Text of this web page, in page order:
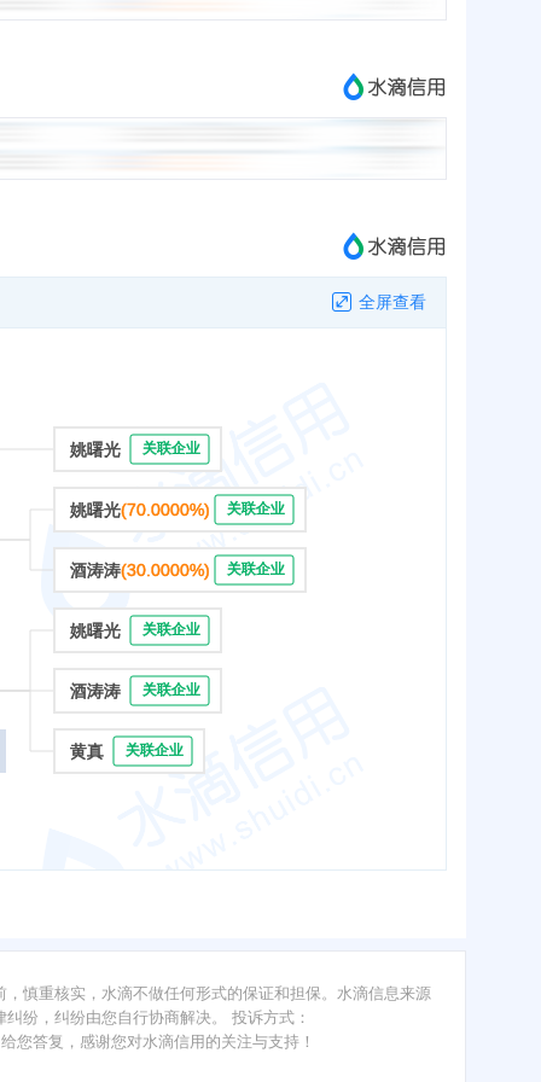
全屏查看
姚曙光 关联企业
姚曙光(70.0000%) 关联企业
酒涛涛(30.0000%) 关联企业
姚曙光 关联企业
酒涛涛 关联企业
黄真 关联企业
慎重核实，水滴不做任何形式的保证和担保。水滴信息来源
纷，纠纷由您自行协商解决。 投诉方式：
您答复，感谢您对水滴信用的关注与支持！